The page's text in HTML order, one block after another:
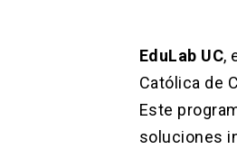
EduLab UC,
Católica de
Este
soluciones